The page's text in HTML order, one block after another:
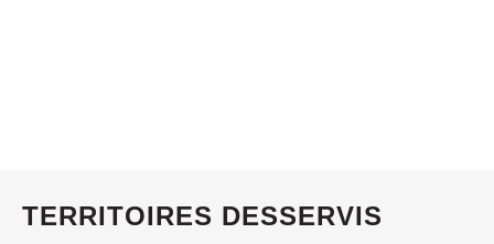
TERRITOIRES DESSERVIS